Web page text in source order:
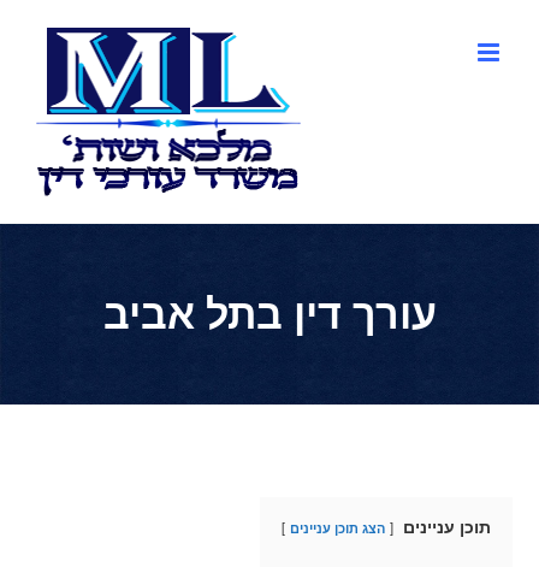
עורך דין בתל אביב
תוכן עניינים הצג תוכן עניינים